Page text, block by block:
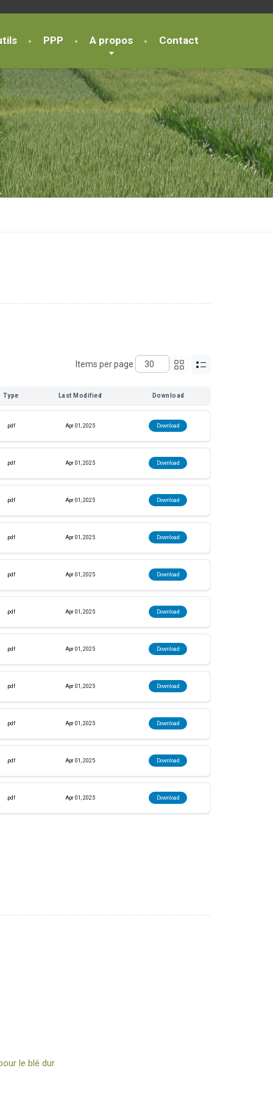
PPP A propos Contact
Items per page
Type Last Modified Download
.pdf Apr 01, 2025 Download
.pdf Apr 01, 2025 Download
.pdf Apr 01, 2025 Download
.pdf Apr 01, 2025 Download
.pdf Apr 01, 2025 Download
.pdf Apr 01, 2025 Download
.pdf Apr 01, 2025 Download
.pdf Apr 01, 2025 Download
.pdf Apr 01, 2025 Download
.pdf Apr 01, 2025 Download
.pdf Apr 01, 2025 Download
le blé dur